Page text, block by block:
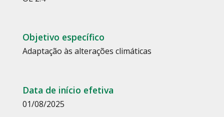
Objetivo específico
Adaptação às alterações climáticas
Data de início efetiva
01/08/2025